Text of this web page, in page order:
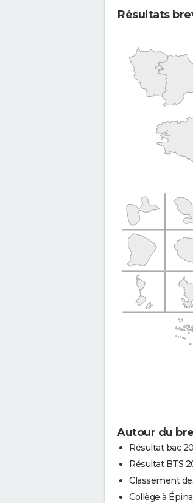
Résultats
Autour du
Résultat bac
Résultat BTS
Classement
Collège à